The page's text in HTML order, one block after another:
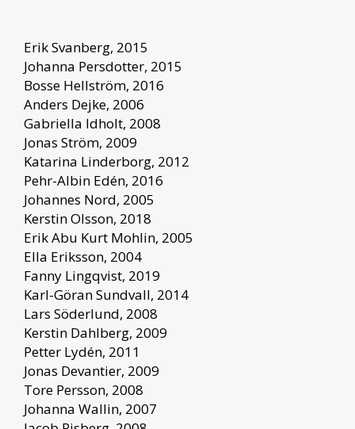
Erik Svanberg, 2015
Johanna Persdotter, 2015
Bosse Hellström, 2016
Anders Dejke, 2006
Gabriella Idholt, 2008
Jonas Ström, 2009
Katarina Linderborg, 2012
Pehr-Albin Edén, 2016
Johannes Nord, 2005
Kerstin Olsson, 2018
Erik Abu Kurt Mohlin, 2005
Ella Eriksson, 2004
Fanny Lingqvist, 2019
Karl-Göran Sundvall, 2014
Lars Söderlund, 2008
Kerstin Dahlberg, 2009
Petter Lydén, 2011
Jonas Devantier, 2009
Tore Persson, 2008
Johanna Wallin, 2007